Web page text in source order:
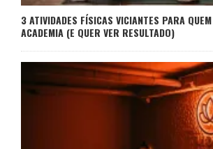
3 ATIVIDADES FÍSICAS VICIANTES PARA
ACADEMIA (E QUER VER RESULTADO)